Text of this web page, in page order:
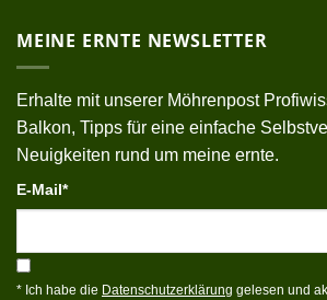
MEINE ERNTE NEWSLETTER
Erhalte mit unserer Möhrenpost
Balkon, Tipps für eine einfache
Neuigkeiten rund um meine ernte.
E-Mail*
* Ich habe die Datenschutzerklärung gelesen und